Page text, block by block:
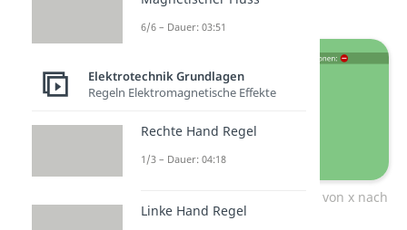
Bewegung einer Kupferplatte von x nach
6/6 – Dauer: 03:51
Elektrotechnik Grundlagen
Regeln Elektromagnetische Effekte
Rechte Hand Regel
1/3 – Dauer: 04:18
Linke Hand Regel